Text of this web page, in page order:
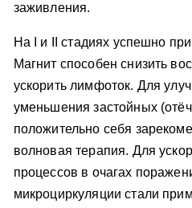
заживления.
На I и II стадиях успешно
Магнит способен снизить
ускорить лимфоток. Для
уменьшения застойных
положительно себя
волновая терапия. Для
процессов в очагах
микроциркуляции стали